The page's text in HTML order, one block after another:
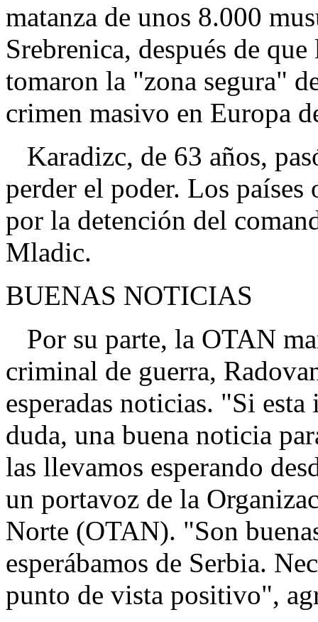
matanza de unos 8.000
Srebrenica, después de
tomaron la "zona segura"
crimen masivo en Europa
Karadizc, de 63 años,
perder el poder. Los
por la detención del
Mladic.
BUENAS NOTICIAS
Por su parte, la OTAN
criminal de guerra,
esperadas noticias. "Si
duda, una buena noticia
las llevamos esperando
un portavoz de la
Norte (OTAN). "Son
esperábamos de Serbia.
punto de vista positivo",